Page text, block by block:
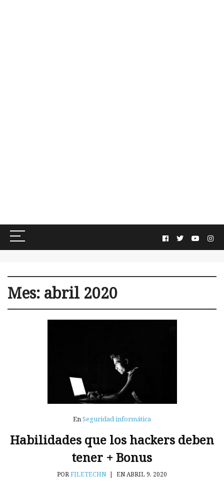
Mes: abril 2020
EnSeguridad informática
Habilidades que los hackers deben
tener + Bonus
PORFILETECHN | EN ABRIL 9, 2020